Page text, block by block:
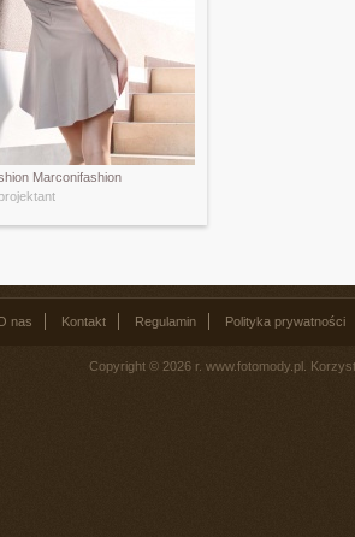
Marconifashion
projektant
nas Kontakt Regulamin Polityka prywatności
Copyright © 2026 r. www.fotomody.pl.